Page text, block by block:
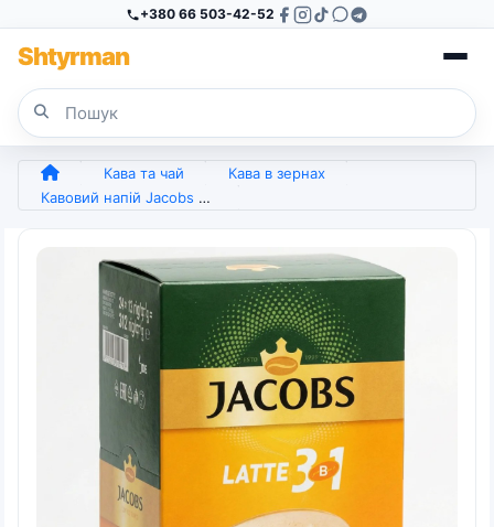
+380 66 503-42-52
Shtyrman
Кава та чай
Кава в зернах
Кавовий напій Jacobs 3в1 Caramel Latte 24 стіки (упаковка) | Карамельний лате, Висока пінка, Десертна кава (арт. 4300)